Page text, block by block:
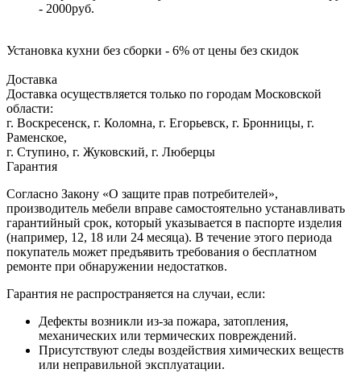
- 2000руб.
Установка кухни без сборки - 6% от цены без скидок
Доставка
Доставка осуществляется только по городам Московской
области:
г. Воскресенск, г. Коломна, г. Егорьевск, г. Бронницы, г.
Раменское,
г. Ступино, г. Жуковский, г. Люберцы
Гарантия
Согласно Закону «О защите прав потребителей»,
производитель мебели вправе самостоятельно устанавливать
гарантийный срок, который указывается в паспорте изделия
(например, 12, 18 или 24 месяца). В течение этого периода
покупатель может предъявить требования о бесплатном
ремонте при обнаружении недостатков.
Гарантия не распространяется на случаи, если:
Дефекты возникли из-за пожара, затопления,
механических или термических повреждений.
Присутствуют следы воздействия химических веществ
или неправильной эксплуатации.